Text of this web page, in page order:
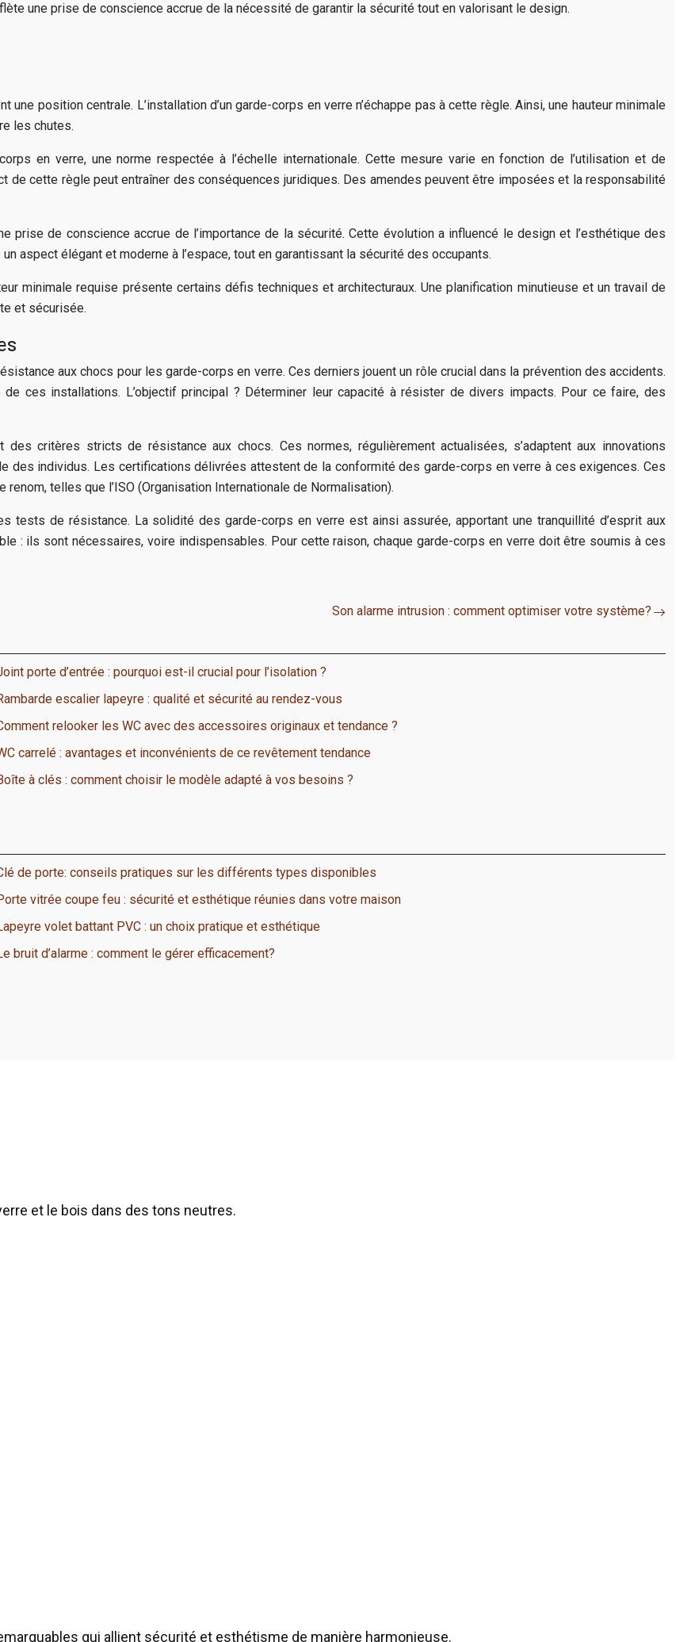
une prise de conscience accrue de la nécessité de garantir la sécurité tout en valorisant le design.
position centrale. L’installation d’un garde-corps en verre n’échappe pas à cette règle. Ainsi, une hauteur minimale
les chutes.
en verre, une norme respectée à l’échelle internationale. Cette mesure varie en fonction de l’utilisation et de
de cette règle peut entraîner des conséquences juridiques. Des amendes peuvent être imposées et la responsabilité
prise de conscience accrue de l’importance de la sécurité. Cette évolution a influencé le design et l’esthétique des
aspect élégant et moderne à l’espace, tout en garantissant la sécurité des occupants.
minimale requise présente certains défis techniques et architecturaux. Une planification minutieuse et un travail de
et sécurisée.
aux chocs pour les garde-corps en verre. Ces derniers jouent un rôle crucial dans la prévention des accidents.
ces installations. L’objectif principal ? Déterminer leur capacité à résister de divers impacts. Pour ce faire, des
critères stricts de résistance aux chocs. Ces normes, régulièrement actualisées, s’adaptent aux innovations
des individus. Les certifications délivrées attestent de la conformité des garde-corps en verre à ces exigences. Ces
telles que l’ISO (Organisation Internationale de Normalisation).
tests de résistance. La solidité des garde-corps en verre est ainsi assurée, apportant une tranquillité d’esprit aux
: ils sont nécessaires, voire indispensables. Pour cette raison, chaque garde-corps en verre doit être soumis à ces
Son alarme intrusion : comment optimiser votre système?
porte d’entrée : pourquoi est-il crucial pour l’isolation ?
escalier lapeyre : qualité et sécurité au rendez-vous
relooker les WC avec des accessoires originaux et tendance ?
carrelé : avantages et inconvénients de ce revêtement tendance
à clés : comment choisir le modèle adapté à vos besoins ?
de porte: conseils pratiques sur les différents types disponibles
vitrée coupe feu : sécurité et esthétique réunies dans votre maison
volet battant PVC : un choix pratique et esthétique
bruit d’alarme : comment le gérer efficacement?
et le bois dans des tons neutres.
qui allient sécurité et esthétisme de manière harmonieuse.